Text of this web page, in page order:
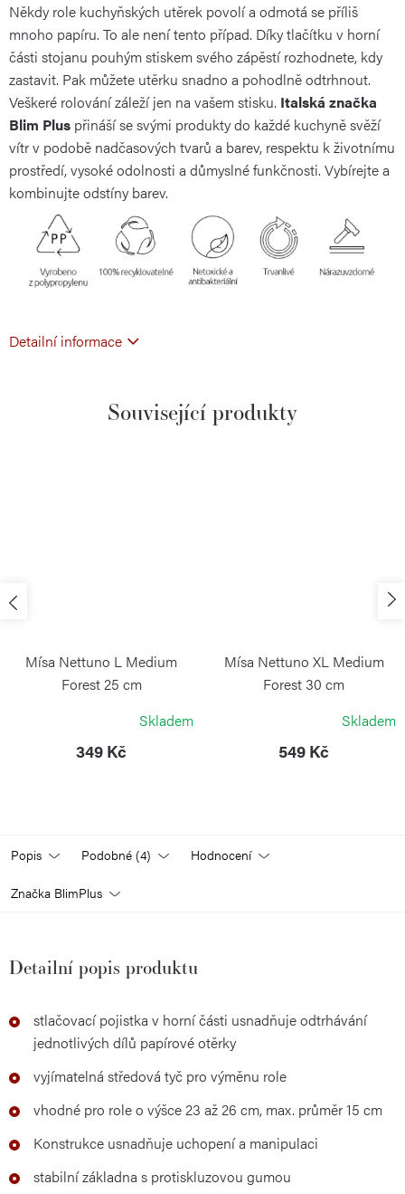
cena:
Někdy role kuchyňských utěrek povolí a odmotá se příliš
mnoho papíru. To ale není tento případ. Díky tlačítku v horní
části stojanu pouhým stiskem svého zápěstí rozhodnete, kdy
zastavit. Pak můžete utěrku snadno a pohodlně odtrhnout.
Veškeré rolování záleží jen na vašem stisku. Italská značka
Blim Plus přináší se svými produkty do každé kuchyně svěží
vítr v podobě nadčasových tvarů a barev, respektu k životnímu
prostředí, vysoké odolnosti a důmyslné funkčnosti. Vybírejte a
kombinujte odstíny barev.
Detailní informace
Související produkty
Mísa Nettuno L Medium
Forest 25 cm
Skladem
349 Kč
Mísa Nettuno XL Medium
Forest 30 cm
Skladem
549 Kč
Popis Podobné (4) Hodnocení
Značka BlimPlus
Detailní popis produktu
stlačovací pojistka v horní části usnadňuje odtrhávání
jednotlivých dílů papírové otěrky
vyjímatelná středová tyč pro výměnu role
vhodné pro role o výšce 23 až 26 cm, max. průměr 15 cm
Konstrukce usnadňuje uchopení a manipulaci
stabilní základna s protiskluzovou gumou